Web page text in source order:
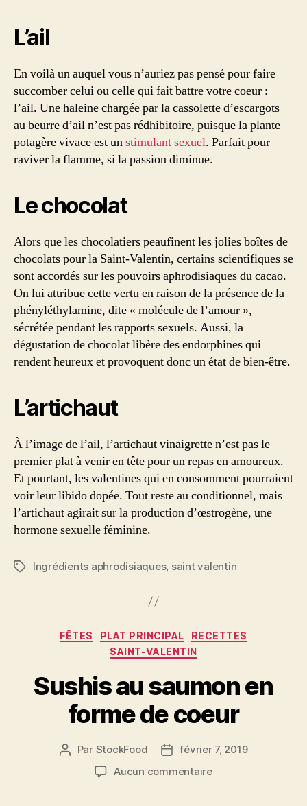
L’ail
En voilà un auquel vous n’auriez pas pensé pour faire
succomber celui ou celle qui fait battre votre coeur :
l’ail. Une haleine chargée par la cassolette d’escargots
au beurre d’ail n’est pas rédhibitoire, puisque la plante
potagère vivace est unstimulant sexuel. Parfait pour
raviver la flamme, si la passion diminue.
Le chocolat
Alors que les chocolatiers peaufinent les jolies boîtes de
chocolats pour la Saint-Valentin, certains scientifiques se
sont accordés sur les pouvoirs aphrodisiaques du cacao.
On lui attribue cette vertu en raison de la présence de la
phényléthylamine, dite « molécule de l’amour »,
sécrétée pendant les rapports sexuels. Aussi, la
dégustation de chocolat libère des endorphines qui
rendent heureux et provoquent donc un état de bien-être.
L’artichaut
À l’image de l’ail, l’artichaut vinaigrette n’est pas le
premier plat à venir en tête pour un repas en amoureux.
Et pourtant, les valentines qui en consomment pourraient
voir leur libido dopée. Tout reste au conditionnel, mais
l’artichaut agirait sur la production d’œstrogène, une
hormone sexuelle féminine.
Étiquettes
Ingrédients aphrodisiaques, saint valentin
Catégories
FÊTES PLAT PRINCIPAL
RECETTES
SAINT-VALENTIN
Sushis au saumon en
forme de coeur
Auteur
l’article
Par StockFood
Datefévrier 7, 2019
Aucun commentairesur